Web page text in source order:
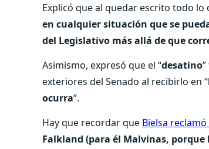
Explicó que al quedar escrito todo lo
en cualquier situación que se
del Legislativo más allá de que
Asimismo, expresó que el “desatino
exteriores del Senado al recibirlo en “
ocurra”.
Hay que recordar que Bielsa
Falkland (para él Malvinas,